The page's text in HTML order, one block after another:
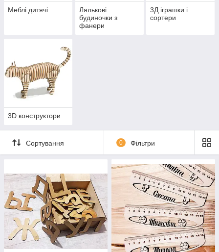
Меблі дитячі
Лялькові
будиночки з
фанери
3Д іграшки і
сортери
3D конструктори
Сортування 0 Фільтри